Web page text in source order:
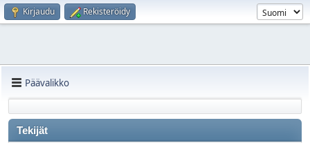
Kirjaudu Rekisteröidy
Päävalikko
Tekijät